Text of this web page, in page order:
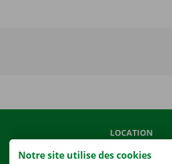
LOCATION
NOS VÉHICULES
Notre site utilise des cookies